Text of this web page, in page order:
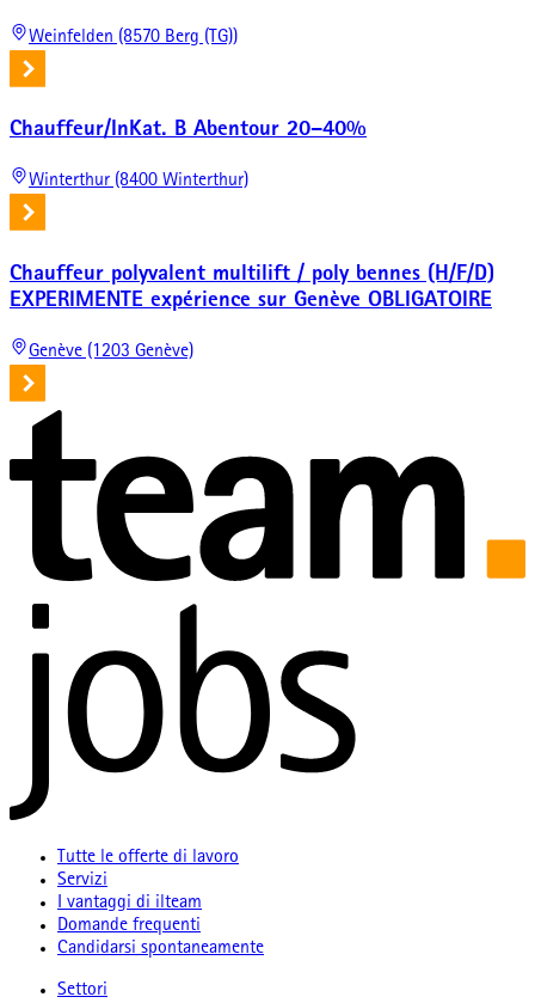
Weinfelden (8570 Berg (TG))
Chauffeur/InKat. B Abentour 20–40%
Winterthur (8400 Winterthur)
Chauffeur polyvalent multilift / poly bennes (H/F/D)
EXPERIMENTE expérience sur Genève OBLIGATOIRE
Genève (1203 Genève)
Tutte le offerte di lavoro
Servizi
I vantaggi di ilteam
Domande frequenti
Candidarsi spontaneamente
Settori